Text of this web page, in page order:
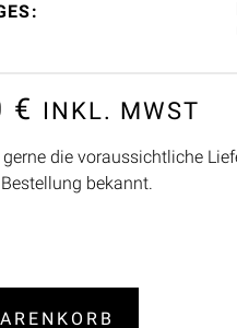
€ INKL. MWST
die voraussichtliche
bekannt.